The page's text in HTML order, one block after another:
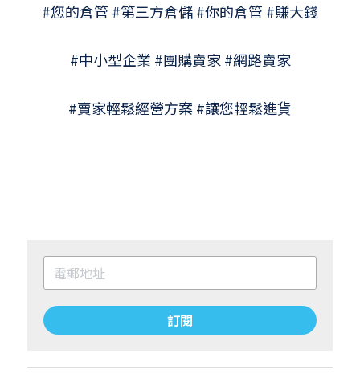
#您的倉管 #第三方倉儲 #你的倉管 #賺大錢
#中小型企業 #團購賣家 #網路賣家
#賣家輕鬆經營方案 #讓您輕鬆進貨
訂閱